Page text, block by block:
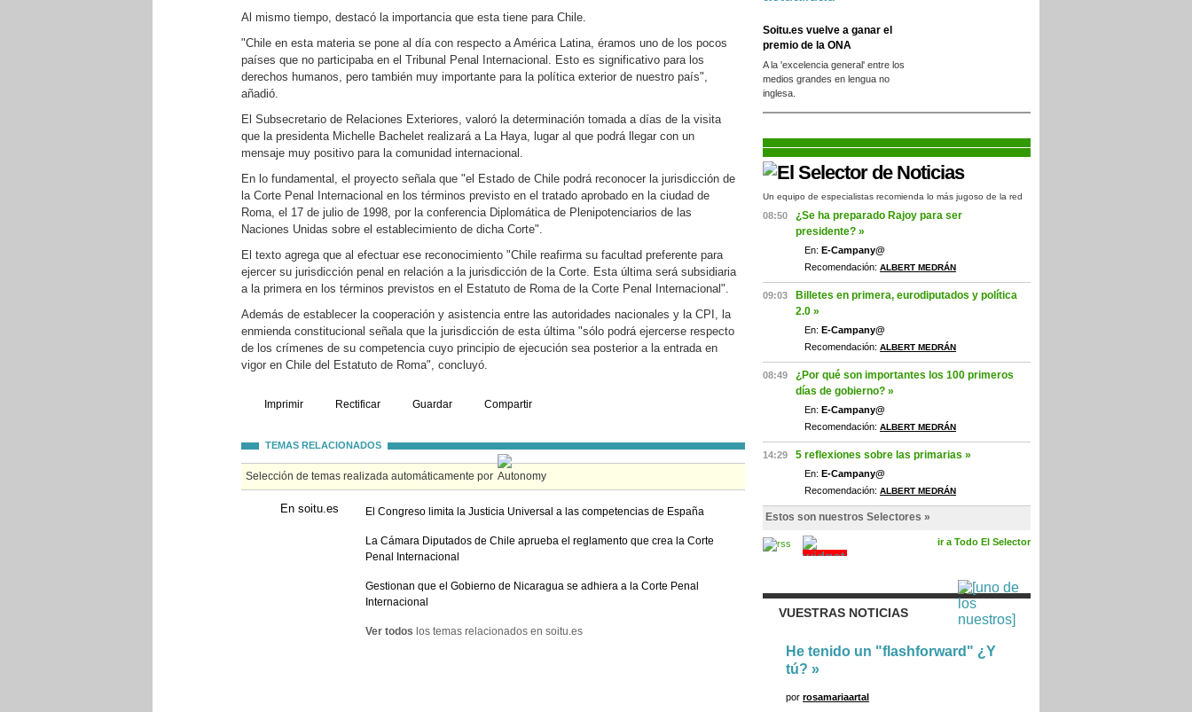
Al mismo tiempo, destacó la importancia que esta tiene para Chile.
"Chile en esta materia se pone al día con respecto a América Latina, éramos uno de los pocos
países que no participaba en el Tribunal Penal Internacional. Esto es significativo para los
derechos humanos, pero también muy importante para la política exterior de nuestro país",
añadió.
El Subsecretario de Relaciones Exteriores, valoró la determinación tomada a días de la visita
que la presidenta Michelle Bachelet realizará a La Haya, lugar al que podrá llegar con un
mensaje muy positivo para la comunidad internacional.
En lo fundamental, el proyecto señala que "el Estado de Chile podrá reconocer la jurisdicción de
la Corte Penal Internacional en los términos previsto en el tratado aprobado en la ciudad de
Roma, el 17 de julio de 1998, por la conferencia Diplomática de Plenipotenciarios de las
Naciones Unidas sobre el establecimiento de dicha Corte".
El texto agrega que al efectuar ese reconocimiento "Chile reafirma su facultad preferente para
ejercer su jurisdicción penal en relación a la jurisdicción de la Corte. Esta última será subsidiaria
a la primera en los términos previstos en el Estatuto de Roma de la Corte Penal Internacional".
Además de establecer la cooperación y asistencia entre las autoridades nacionales y la CPI, la
enmienda constitucional señala que la jurisdicción de esta última "sólo podrá ejercerse respecto
de los crímenes de su competencia cuyo principio de ejecución sea posterior a la entrada en
vigor en Chile del Estatuto de Roma", concluyó.
Imprimir Rectificar Guardar Compartir
TEMAS RELACIONADOS
Selección de temas realizada automáticamente por
En soitu.es El Congreso limita la Justicia Universal a las competencias de España
La Cámara Diputados de Chile aprueba el reglamento que crea la Corte
Penal Internacional
Gestionan que el Gobierno de Nicaragua se adhiera a la Corte Penal
Internacional
Ver todos los temas relacionados en soitu.es
Soitu.es vuelve a ganar el
premio de la ONA
A la 'excelencia general' entre los
medios grandes en lengua no
inglesa.
Un equipo de especialistas recomienda lo más jugoso de la red
08:50
¿Se ha preparado Rajoy para ser
presidente? »
En: E-Campany@
Recomendación: ALBERT MEDRÁN
09:03
Billetes en primera, eurodiputados y política
2.0 »
En: E-Campany@
Recomendación: ALBERT MEDRÁN
08:49
¿Por qué son importantes los 100 primeros
días de gobierno? »
En: E-Campany@
Recomendación: ALBERT MEDRÁN
14:29 5 reflexiones sobre las primarias »
En: E-Campany@
Recomendación: ALBERT MEDRÁN
Estos son nuestros Selectores »
ir a Todo El Selector
VUESTRAS NOTICIAS
He tenido un "flashforward" ¿Y
tú? »
por rosamariaartal